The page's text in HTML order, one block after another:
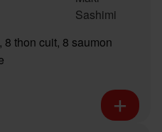
thon cuit, 8 saumon